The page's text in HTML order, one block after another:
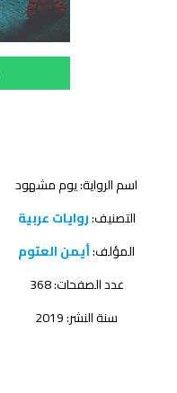
اسم الرواية: يوم مشهود
التصنيف:روايات عربية
المؤلف:أيمن العتوم
عدد الصفحات: 368
سنة النشر: 2019